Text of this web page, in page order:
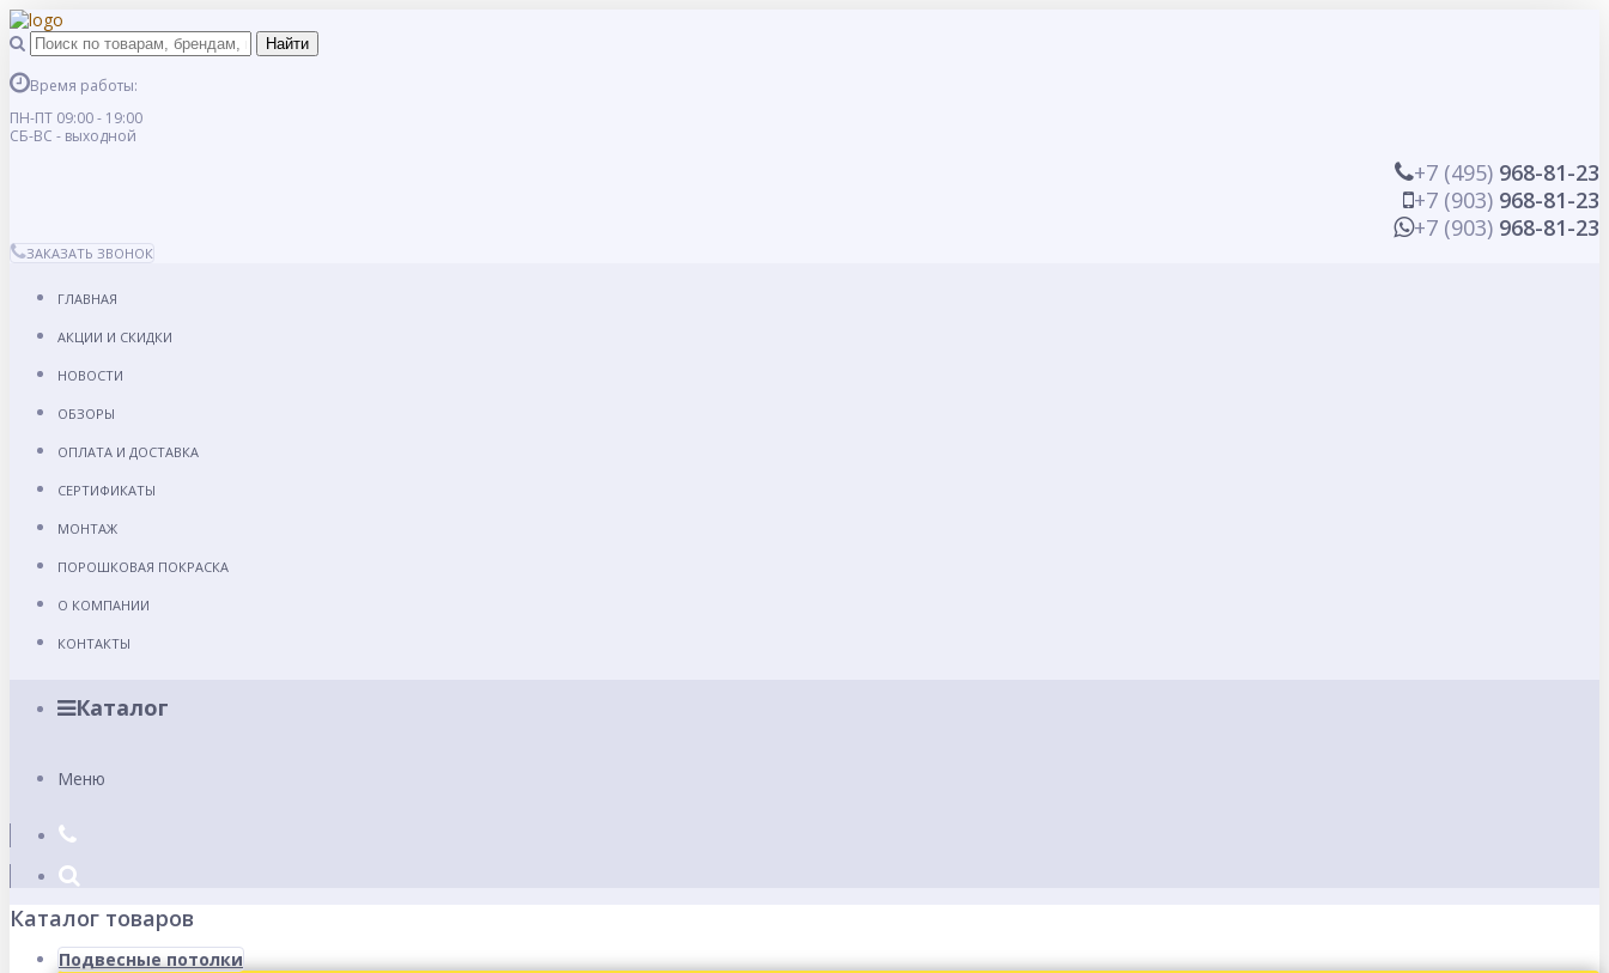
Время работы:
ПН-ПТ 09:00 - 19:00
СБ-ВС - выходной
+7 (495) 968-81-23
+7 (903) 968-81-23
+7 (903) 968-81-23
ЗАКАЗАТЬ ЗВОНОК
ГЛАВНАЯ
АКЦИИ И СКИДКИ
НОВОСТИ
ОБЗОРЫ
ОПЛАТА И ДОСТАВКА
СЕРТИФИКАТЫ
МОНТАЖ
ПОРОШКОВАЯ ПОКРАСКА
О КОМПАНИИ
КОНТАКТЫ
Каталог
Меню
Каталог товаров
Подвесные потолки